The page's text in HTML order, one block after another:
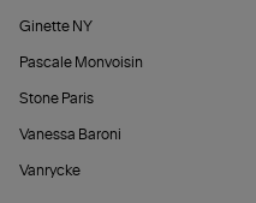
Ginette NY
Pascale Monvoisin
Stone Paris
Vanessa Baroni
Vanrycke